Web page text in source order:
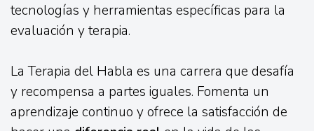
tecnologías y herramientas específicas para la
evaluación y terapia.
La Terapia del Habla es una carrera que desafía
y recompensa a partes iguales. Fomenta un
aprendizaje continuo y ofrece la satisfacción de